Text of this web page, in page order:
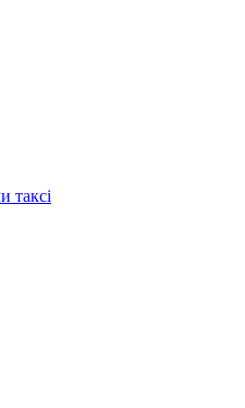
таксі